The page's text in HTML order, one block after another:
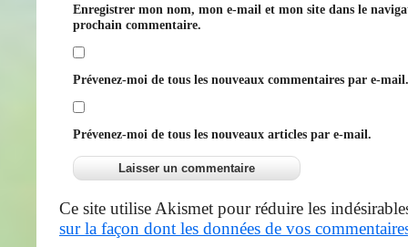
Enregistrer mon nom, mon e-mail et mon site dans le
prochain commentaire.
Prévenez-moi de tous les nouveaux commentaires par e-mail.
Prévenez-moi de tous les nouveaux articles par e-mail.
Ce site utilise Akismet pour réduire les
sur la façon dont les données de vos